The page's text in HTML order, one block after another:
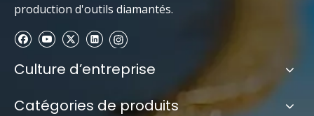
production d'outils diamantés.
Culture d’entreprise
Catégories de produits